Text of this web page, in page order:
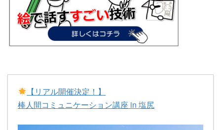
【リアル開催決定！】
棒人間コミュニケーション講座 in 塩尻